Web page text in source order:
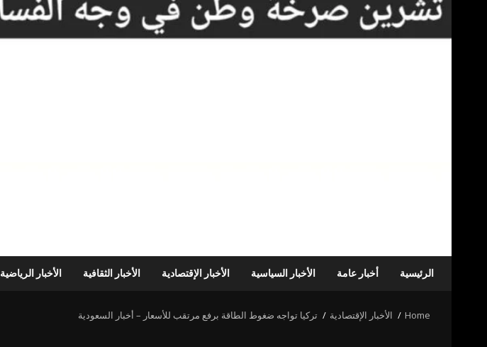
الرئيسية أخبار عامة الأخبار السياسية الأخبار الإقتصادية الأخبار الثقافية الأخبار الرياضية
Home الأخبار الإقتصادية تركيا تواجه ضغوط الطاقة برفع مرتقب للأسعار – أخبار السعودية